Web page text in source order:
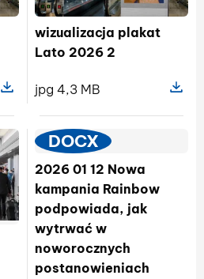
szczegóły pliku
wizualizacja plakat
Lato 2026 2
jpg 4,3 MB
DOCX
2026 01 12 Nowa
kampania Rainbow
podpowiada, jak
wytrwać w
noworocznych
postanowieniach